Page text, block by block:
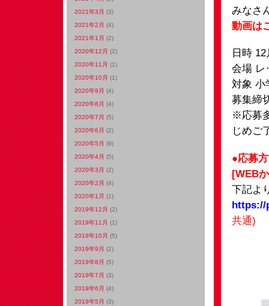
みなさ
動画は
日時
会場 レ
対象 小
募集締
※応募
じめご
●応募
[WEB
下記よ
https://
共通)
2021年3月 (3)
2021年2月 (4)
2021年1月 (2)
2020年12月 (2)
2020年11月 (1)
2020年10月 (1)
2020年9月 (4)
2020年8月 (4)
2020年7月 (5)
2020年6月 (2)
2020年5月 (9)
2020年4月 (5)
2020年3月 (2)
2020年2月 (4)
2020年1月 (1)
2019年12月 (2)
2019年11月 (1)
2019年10月 (5)
2019年9月 (2)
2019年8月 (5)
2019年7月 (3)
2019年6月 (4)
2019年5月 (3)